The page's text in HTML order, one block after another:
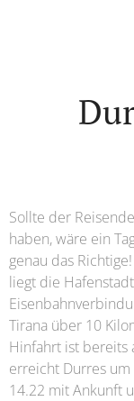
Sollte der
haben, wäre ein
genau das
liegt die
Tirana über 10
Hinfahrt ist bereits
erreicht Durres
14.22 mit Ankunft